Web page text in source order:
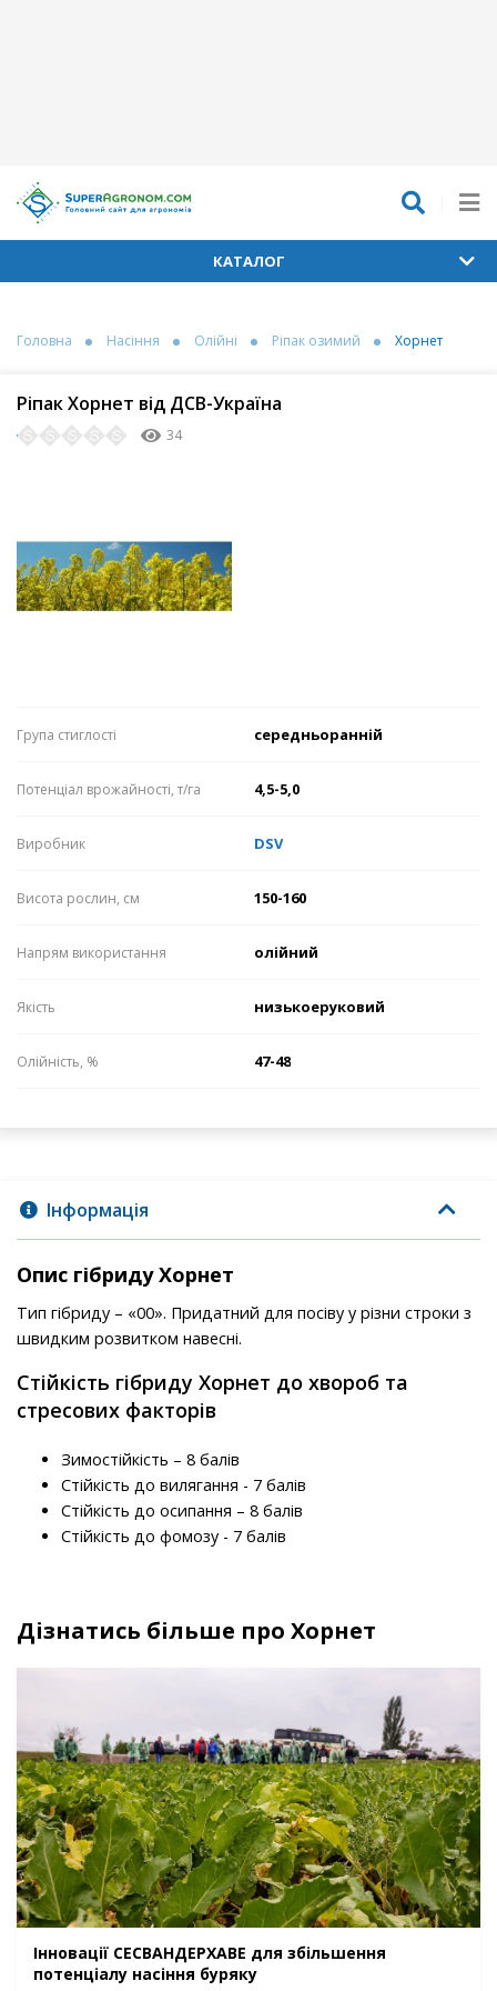
КАТАЛОГ
Головна Насіння Олійні Ріпак озимий Хорнет
Ріпак Хорнет від ДСВ-Україна
34
Група стиглості середньоранній
Потенціал врожайності, т/га 4,5-5,0
Виробник DSV
Висота рослин, см 150-160
Напрям використання олійний
Якість низькоеруковий
Олійність, % 47-48
Інформація
Опис гібриду Хорнет
Тип гібриду – «00». Придатний для посіву у різни строки з
швидким розвитком навесні.
Стійкість гібриду Хорнет до хвороб та
стресових факторів
Зимостійкість – 8 балів
Стійкість до вилягання - 7 балів
Стійкість до осипання – 8 балів
Стійкість до фомозу - 7 балів
Дізнатись більше про Хорнет
Інновації СЕСВАНДЕРХАВЕ для збільшення
потенціалу насіння буряку